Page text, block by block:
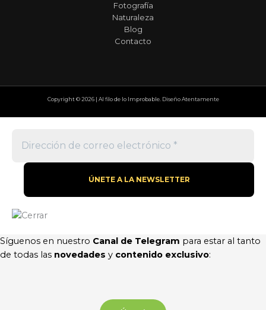
Fotografía
Naturaleza
Blog
Contacto
Copyright © 2026 | Al filo de lo Improbable. Diseño Atentamente
Síguenos en nuestro Canal de Telegram para estar al tanto
de todas las novedades y contenido exclusivo: